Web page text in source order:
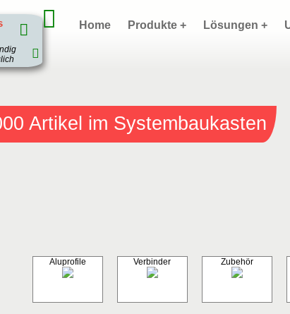
Artikel im Systembaukasten
Home Produkte + Lösungen +
Aluprofile Verbinder Zubehör